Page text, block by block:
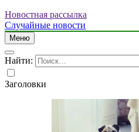
Новостная рассылка
Случайные новости
Меню
Найти:
Заголовки